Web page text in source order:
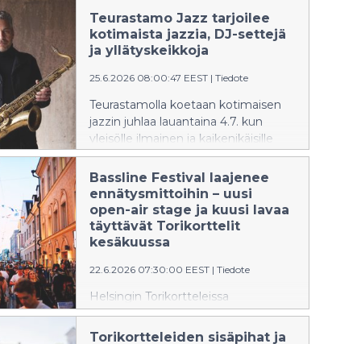
Teurastamo Jazz tarjoilee
kotimaista jazzia, DJ-settejä
ja yllätyskeikkoja
25.6.2026 08:00:47 EEST | Tiedote
Teurastamolla koetaan kotimaisen
jazzin juhlaa lauantaina 4.7. kun
yleisölle ilmainen ja kaikenikäisille
sopiva Teurastamo Jazz valtaa
alueen. Tämän vuoden esiintyjiin
kuuluvat Timo Lassy Trio, Uusi Aika,
Kalvolan Ylänkö ja lastenkonserttinsa
esittävä AINON. Tapahtumassa
kuullaan ensi kertaa myös
Bassline Festival laajenee
ennätysmittoihin – uusi
open-air stage ja kuusi lavaa
täyttävät Torikorttelit
kesäkuussa
22.6.2026 07:30:00 EEST | Tiedote
Helsingin Torikortteleissa
järjestettävä Bassline Festival kasvaa
jälleen. Kesäkuun viimeisenä
Torikortteleiden sisäpihat ja